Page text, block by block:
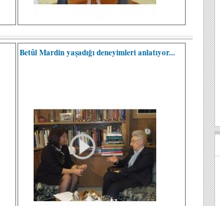
Betûl Mardin yaşadığı deneyimleri anlatıyor...